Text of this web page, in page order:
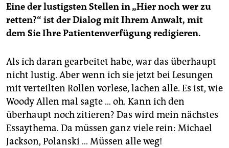
Eine der lustigsten Stellen in „Hier noch wer zu
retten?“ ist der Dialog mit Ihrem Anwalt, mit
dem Sie Ihre Patientenverfügung redigieren.
Als ich daran gearbeitet habe, war das überhaupt
nicht lustig. Aber wenn ich sie jetzt bei Lesungen
mit verteilten Rollen vorlese, lachen alle. Es ist, wie
Woody Allen mal sagte … oh. Kann ich den
überhaupt noch zitieren? Das wird mein nächstes
Essaythema. Da müssen ganz viele rein: Michael
Jackson, Polanski … Müssen alle weg!